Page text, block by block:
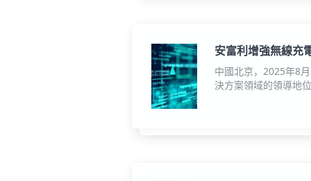
安富利增強無線
中國北京，2025年8
決方案領域的領導地